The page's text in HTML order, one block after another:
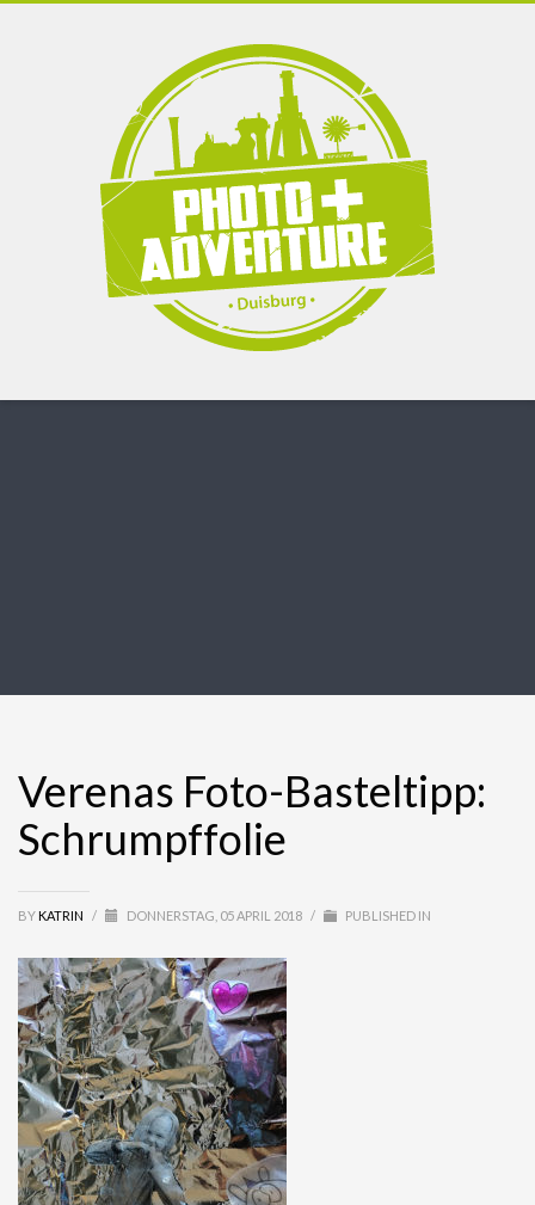
Verenas Foto-Basteltipp:
Schrumpffolie
BY KATRIN / DONNERSTAG, 05 APRIL 2018 / PUBLISHED IN